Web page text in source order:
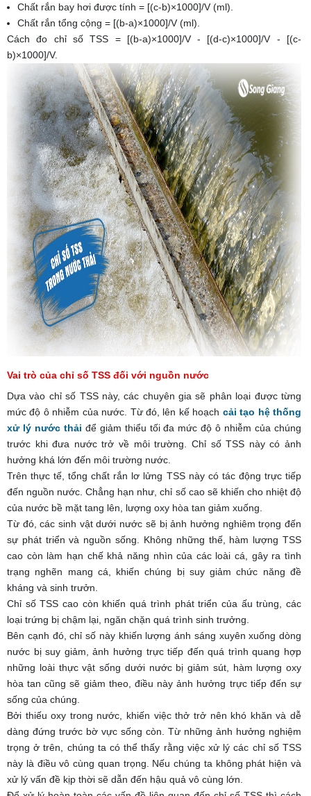
Chất rắn bay hơi được tính = [(c-b)×1000]/V (ml).
Chất rắn tổng cộng = [(b-a)×1000]/V (ml).
Cách đo chỉ số TSS = [(b-a)×1000]/V - [(d-c)×1000]/V - [(c-
b)×1000]/V.
Vai trò của chỉ số TSS đối với nguồn nước
Dựa vào chỉ số TSS này, các chuyên gia sẽ phân loại được từng
mức độ ô nhiễm của nước. Từ đó, lên kế hoạch cải tạo hệ thống
xử lý nước thải để giảm thiểu tối đa mức độ ô nhiễm của chúng
trước khi đưa nước trở về môi trường. Chỉ số TSS này có ảnh
hưởng khá lớn đến môi trường nước.
Trên thực tế, tổng chất rắn lơ lửng TSS này có tác động trực tiếp
đến nguồn nước. Chẳng hạn như, chỉ số cao sẽ khiến cho nhiệt độ
của nước bề mặt tang lên, lượng oxy hòa tan giảm xuống.
Từ đó, các sinh vật dưới nước sẽ bị ảnh hưởng nghiêm trọng đến
sự phát triển và nguồn sống. Không những thế, hàm lượng TSS
cao còn làm hạn chế khả năng nhìn của các loài cá, gây ra tình
trạng nghẽn mang cá, khiến chúng bị suy giảm chức năng đề
kháng và sinh trưởn.
Chỉ số TSS cao còn khiến quá trình phát triển của ấu trùng, các
loại trứng bị chậm lại, ngăn chặn quá trình sinh trưởng.
Bên cạnh đó, chỉ số này khiến lượng ánh sáng xuyên xuống dòng
nước bị suy giảm, ảnh hưởng trực tiếp đến quá trình quang hợp
những loài thực vật sống dưới nước bị giảm sút, hàm lượng oxy
hòa tan cũng sẽ giảm theo, điều này ảnh hưởng trực tiếp đến sự
sống của chúng.
Bởi thiếu oxy trong nước, khiến việc thở trở nên khó khăn và dễ
dàng đứng trước bờ vực sống còn. Từ những ảnh hưởng nghiệm
trọng ở trên, chúng ta có thể thấy rằng việc xử lý các chỉ số TSS
này là điều vô cùng quan trọng. Nếu chúng ta không phát hiện và
xử lý vấn đề kịp thời sẽ dẫn đến hậu quả vô cùng lớn.